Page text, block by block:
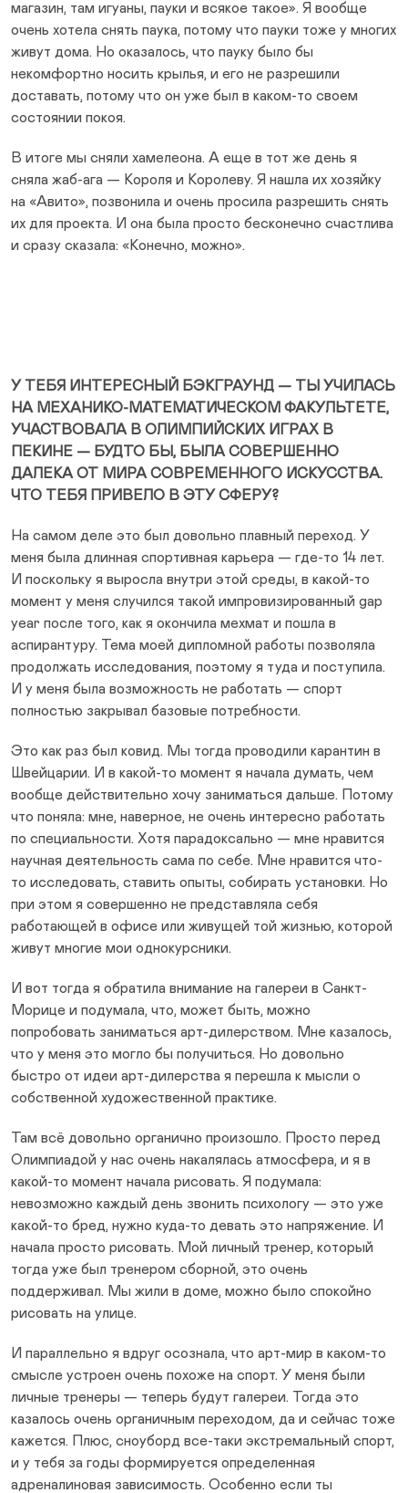
магазин, там игуаны, пауки и всякое такое». Я вообще
очень хотела снять паука, потому что пауки тоже у многих
живут дома. Но оказалось, что пауку было бы
некомфортно носить крылья, и его не разрешили
доставать, потому что он уже был в каком-то своем
состоянии покоя.
В итоге мы сняли хамелеона. А еще в тот же день я
сняла жаб-ага — Короля и Королеву. Я нашла их хозяйку
на «Авито», позвонила и очень просила разрешить снять
их для проекта. И она была просто бесконечно счастлива
и сразу сказала: «Конечно, можно».
У ТЕБЯ ИНТЕРЕСНЫЙ БЭКГРАУНД — ТЫ УЧИЛАСЬ
НА МЕХАНИКО-МАТЕМАТИЧЕСКОМ ФАКУЛЬТЕТЕ,
УЧАСТВОВАЛА В ОЛИМПИЙСКИХ ИГРАХ В
ПЕКИНЕ — БУДТО БЫ, БЫЛА СОВЕРШЕННО
ДАЛЕКА ОТ МИРА СОВРЕМЕННОГО ИСКУССТВА.
ЧТО ТЕБЯ ПРИВЕЛО В ЭТУ СФЕРУ?
На самом деле это был довольно плавный переход. У
меня была длинная спортивная карьера — где-то 14 лет.
И поскольку я выросла внутри этой среды, в какой-то
момент у меня случился такой импровизированный gap
year после того, как я окончила мехмат и пошла в
аспирантуру. Тема моей дипломной работы позволяла
продолжать исследования, поэтому я туда и поступила.
И у меня была возможность не работать — спорт
полностью закрывал базовые потребности.
Это как раз был ковид. Мы тогда проводили карантин в
Швейцарии. И в какой-то момент я начала думать, чем
вообще действительно хочу заниматься дальше. Потому
что поняла: мне, наверное, не очень интересно работать
по специальности. Хотя парадоксально — мне нравится
научная деятельность сама по себе. Мне нравится что-
то исследовать, ставить опыты, собирать установки. Но
при этом я совершенно не представляла себя
работающей в офисе или живущей той жизнью, которой
живут многие мои однокурсники.
И вот тогда я обратила внимание на галереи в Санкт-
Морице и подумала, что, может быть, можно
попробовать заниматься арт-дилерством. Мне казалось,
что у меня это могло бы получиться. Но довольно
быстро от идеи арт-дилерства я перешла к мысли о
собственной художественной практике.
Там всё довольно органично произошло. Просто перед
Олимпиадой у нас очень накалялась атмосфера, и я в
какой-то момент начала рисовать. Я подумала:
невозможно каждый день звонить психологу — это уже
какой-то бред, нужно куда-то девать это напряжение. И
начала просто рисовать. Мой личный тренер, который
тогда уже был тренером сборной, это очень
поддерживал. Мы жили в доме, можно было спокойно
рисовать на улице.
И параллельно я вдруг осознала, что арт-мир в каком-то
смысле устроен очень похоже на спорт. У меня были
личные тренеры — теперь будут галереи. Тогда это
казалось очень органичным переходом, да и сейчас тоже
кажется. Плюс, сноуборд все-таки экстремальный спорт,
и у тебя за годы формируется определенная
адреналиновая зависимость. Особенно если ты